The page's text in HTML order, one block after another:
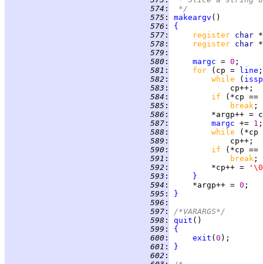
574 :
*/
575 : makeargv
576 :
{
577 : register char
578 : register char
579 :
580 : margc = 0
581 : for (cp = line
582 : while (
583 :
584 : if
(*cp ==
585 : break
586 :
587 : margc += 1
588 : while
589 :
590 : if
(*cp ==
591 : break
592 :
         *cp++ =
593 :
}
594 :
     *argp++ =
0
595 :
}
596 :
597 :
/*VARARGS*/
598 : quit
599 :
{
600 : exit ( 0
601 :
}
602 :